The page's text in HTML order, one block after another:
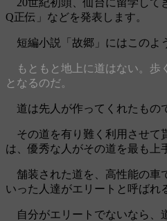
20世紀初頭、仙台に留学して
Q正伝」などを発表します。
短編小説「故郷」にはこのよ
もともと地上に道はない。歩
となるのだ。
道は先人が作ってくれたもの
その道を有り難く利用させて
は、優秀な人がその道を最も上
舗装された道を、高性能の車
いった人達がエリートと呼ばれ
自分がエリートでないなら、